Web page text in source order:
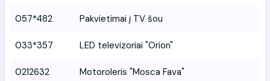
057*482 Pakvietimai į TV šou
033*357 LED televizoriai "Orion"
0212632 Motoroleris "Mosca Fava"